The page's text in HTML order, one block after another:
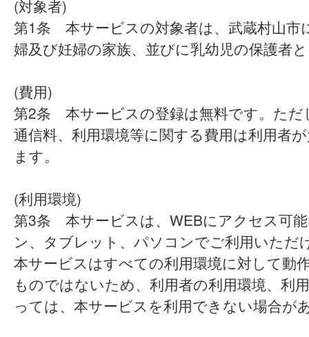
(対象者)
第1条 本サービスの対象者は、武蔵村山市
婦及び妊婦の家族、並びに乳幼児の保護者
(費用)
第2条 本サービスの登録は無料です。ただ
通信料、利用環境等に関する費用は利用者
ます。
(利用環境)
第3条 本サービスは、WEBにアクセス可
ン、タブレット、パソコンでご利用いただ
本サービスはすべての利用環境に対して動
ものではないため、利用者の利用環境、利
っては、本サービスを利用できない場合が